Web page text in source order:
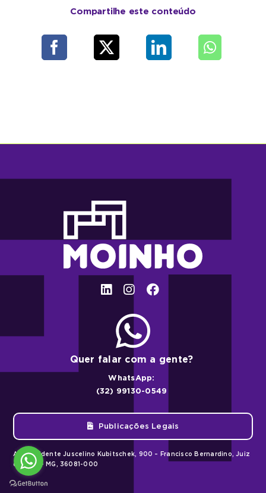
Compartilhe este conteúdo
Quer falar com a gente?
WhatsApp:
(32) 99130-0549
Publicações Legais
Av. Presidente Juscelino Kubitschek, 900 – Francisco Bernardino, Juiz
de Fora – MG, 36081-000